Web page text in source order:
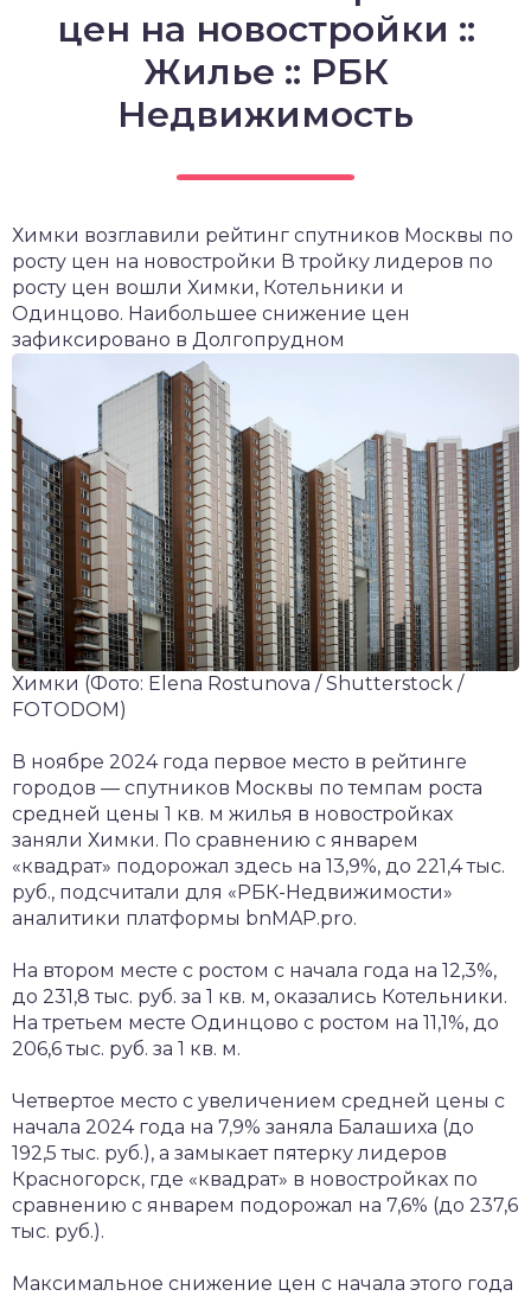
цен на новостройки ::
Жилье :: РБК
Недвижимость
Химки возглавили рейтинг спутников Москвы по
росту цен на новостройки В тройку лидеров по
росту цен вошли Химки, Котельники и
Одинцово. Наибольшее снижение цен
зафиксировано в Долгопрудном
Химки (Фото: Elena Rostunova / Shutterstock /
FOTODOM)
В ноябре 2024 года первое место в рейтинге
городов — спутников Москвы по темпам роста
средней цены 1 кв. м жилья в новостройках
заняли Химки. По сравнению с январем
«квадрат» подорожал здесь на 13,9%, до 221,4 тыс.
руб., подсчитали для «РБК-Недвижимости»
аналитики платформы bnMAP.pro.
На втором месте с ростом с начала года на 12,3%,
до 231,8 тыс. руб. за 1 кв. м, оказались Котельники.
На третьем месте Одинцово с ростом на 11,1%, до
206,6 тыс. руб. за 1 кв. м.
Четвертое место с увеличением средней цены с
начала 2024 года на 7,9% заняла Балашиха (до
192,5 тыс. руб.), а замыкает пятерку лидеров
Красногорск, где «квадрат» в новостройках по
сравнению с январем подорожал на 7,6% (до 237,6
тыс. руб.).
Максимальное снижение цен с начала этого года